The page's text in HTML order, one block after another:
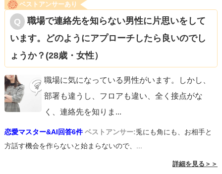
ベストアンサーあり
職場で連絡先を知らない男性に片思いをして
います。どのようにアプローチしたら良いのでし
ょうか？(28歳・女性）
職場に気になっている男性がいます。しかし、
部署も違うし、フロアも違い、全く接点がな
く、連絡先を知りま ...
恋愛マスター&AI回答6件 ベストアンサー:兎にも角にも、お相手と
方話す機会を作らないと始まらないので、...
詳細を見る＞＞